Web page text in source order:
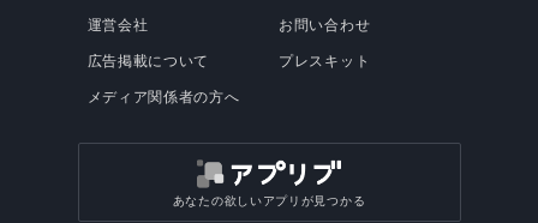
運営会社
広告掲載について
メディア関係者の方へ
お問い合わせ
プレスキット
あなたの欲しいアプリが見つかる